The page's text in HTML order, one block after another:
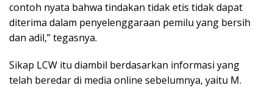
contoh nyata bahwa tindakan tidak etis tidak dapat
diterima dalam penyelenggaraan pemilu yang bersih
dan adil,” tegasnya.
Sikap LCW itu diambil berdasarkan informasi yang
telah beredar di media online sebelumnya, yaitu M.